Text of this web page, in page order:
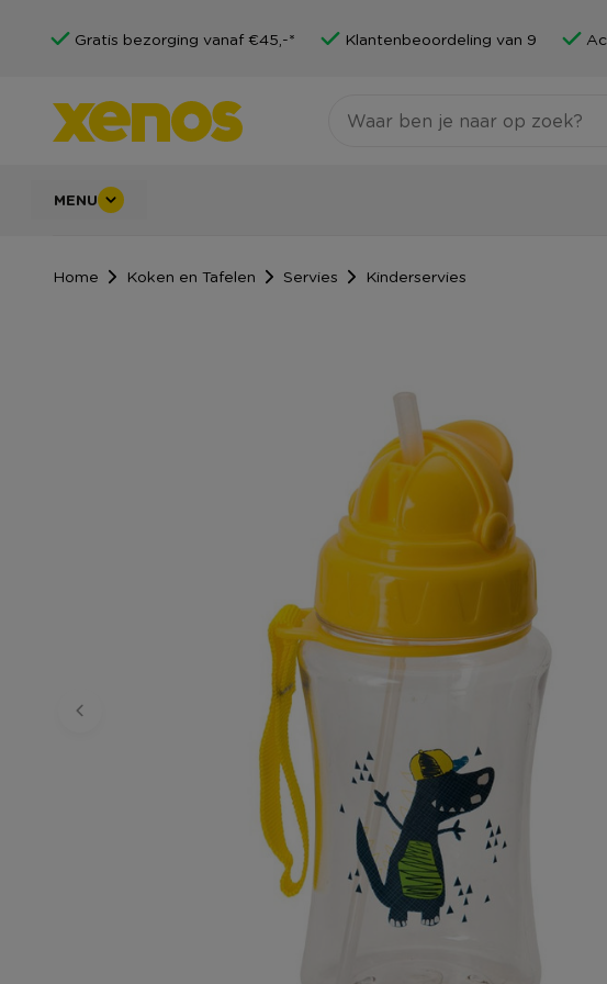
Gratis bezorging vanaf €45,-* Klantenbeoordeling van 9
MENU
Home Koken en Tafelen Servies Kinderservies